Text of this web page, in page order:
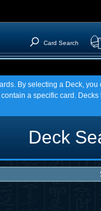
Card Search
By selecting a Deck,
a specific card.
Deck